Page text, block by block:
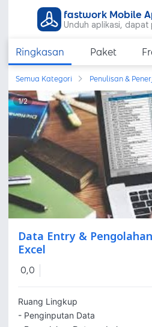
fastwork Mobile
Unduh aplikasi, dapat
Ringkasan Paket
Semua Kategori Penulisan &
1/2
Data Entry &
Excel
0,0
Ruang Lingkup
- Penginputan Data